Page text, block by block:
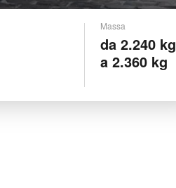
Massa
da 2.240 kg
a 2.360 kg